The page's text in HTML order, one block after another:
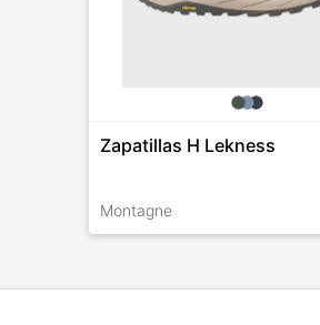
Zapatillas H Lekness
Montagne